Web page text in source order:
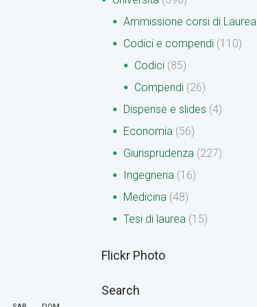
Ammissione corsi di Laurea
Codici e compendi (110)
Codici (85)
Compendi (26)
Dispense e slides (4)
Economia (56)
Giurisprudenza (227)
Ingegneria (16)
Medicina (48)
Tesi di laurea (15)
Flickr Photo
Search